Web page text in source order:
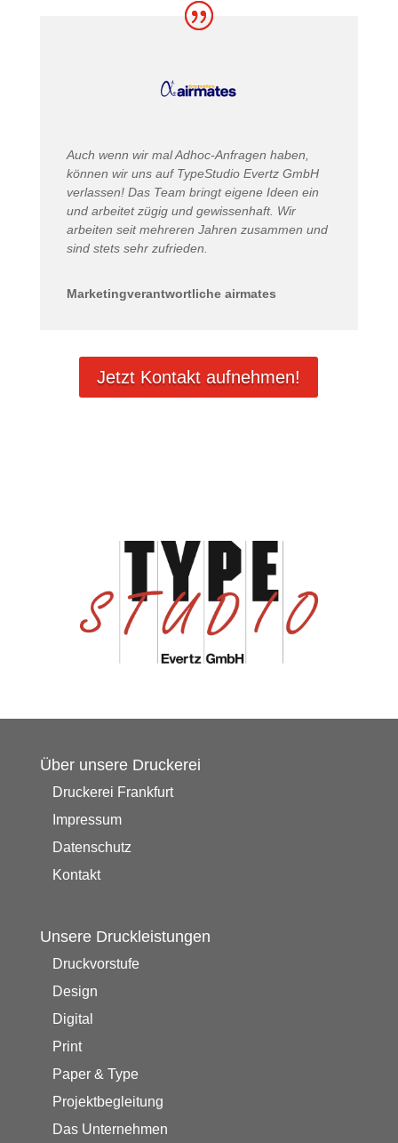
Auch wenn wir mal Adhoc-Anfragen haben,
können wir uns auf TypeStudio Evertz GmbH
verlassen! Das Team bringt eigene Ideen ein
und arbeitet zügig und gewissenhaft. Wir
arbeiten seit mehreren Jahren zusammen und
sind stets sehr zufrieden.
Marketingverantwortliche airmates
Jetzt Kontakt aufnehmen!
Über unsere Druckerei
Druckerei Frankfurt
Impressum
Datenschutz
Kontakt
Unsere Druckleistungen
Druckvorstufe
Design
Digital
Print
Paper & Type
Projektbegleitung
Das Unternehmen